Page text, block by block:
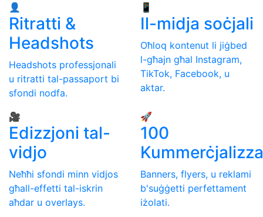
👤
Ritratti &
Headshots
Headshots professjonali
u ritratti tal-passaport bi
sfondi nodfa.
📱
Il-midja soċjali
Oħloq kontenut li jiġbed
l-għajn għal Instagram,
TikTok, Facebook, u
aktar.
🎥
Edizzjoni tal-
vidjo
Neħħi sfondi minn vidjos
għall-effetti tal-iskrin
aħdar u overlays.
🚀
100
Banners, flyers, u reklami
b'suġġetti perfettament
iżolati.